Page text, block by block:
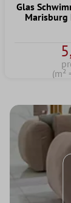
Glas
(m²